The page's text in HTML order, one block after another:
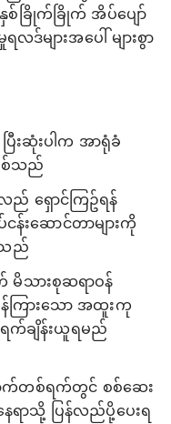
ြိုက်ခြိုက် အိပ်ပျော်
များအပေါ် များစွာ
ြီးဆုံးပါက အာရုံခံ
စ်သည်
ည် ရှောင်ကြဥ်ရန်
ငန်းဆောင်တာများကို
သည်
မိသားစုဆရာဝန်
ြားသော အထူးကု
ရက်ချိန်းယူရမည်
က်တစ်ရက်တွင် စစ်ဆေး
ာသို့ ပြန်လည်ပို့ပေးရ